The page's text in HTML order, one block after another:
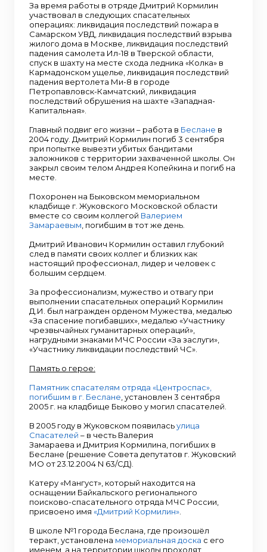
За время работы в отряде Дмитрий Кормилин
участвовал в следующих спасательных
операциях: ликвидация последствий пожара в
Самарском УВД, ликвидация последствий взрыва
жилого дома в Москве, ликвидация последствий
падения самолета Ил-18 в Тверской области,
спуск в шахту на месте схода ледника «Колка» в
Кармадонском ущелье, ликвидация последствий
падения вертолета Ми-8 в городе
Петропавловск-Камчатский, ликвидация
последствий обрушения на шахте «Западная-
Капитальная».
Главный подвиг его жизни – работа в Беслане в
2004 году. Дмитрий Кормилин погиб 3 сентября
при попытке вывезти убитых бандитами
заложников с территории захваченной школы. Он
закрыл своим телом Андрея Копейкина и погиб на
месте.
Похоронен на Быковском мемориальном
кладбище г. Жуковского Московской области
вместе со своим коллегой Валерием
Замараевым , погибшим в тот же день.
Дмитрий Иванович Кормилин оставил глубокий
след в памяти своих коллег и близких как
настоящий профессионал, лидер и человек с
большим сердцем.
За профессионализм, мужество и отвагу при
выполнении спасательных операций Кормилин
Д.И. был награжден орденом Мужества, медалью
«За спасение погибавших», медалью «Участнику
чрезвычайных гуманитарных операций»,
нагрудными знаками МЧС России «За заслуги»,
«Участнику ликвидации последствий ЧС».
Память о герое:
Памятник спасателям отряда «Центроспас»,
погибшим в г. Беслане , установлен 3 сентября
2005 г. на кладбище Быково у могил спасателей.
В 2005 году в Жуковском появиласьулица
Спасателей – в честь Валерия
Замараева и Дмитрия Кормилина, погибших в
Беслане (решение Совета депутатов г. Жуковский
МО от 23.12.2004 N 63/СД).
Катеру «Мангуст», который находится на
оснащении Байкальского регионального
поисково-спасательного отряда МЧС России,
присвоено имя «Дмитрий Кормилин»
В школе №1 города Беслана, где произошёл
теракт, установлена мемориальная доска с его
именем, а на территории школы проходят